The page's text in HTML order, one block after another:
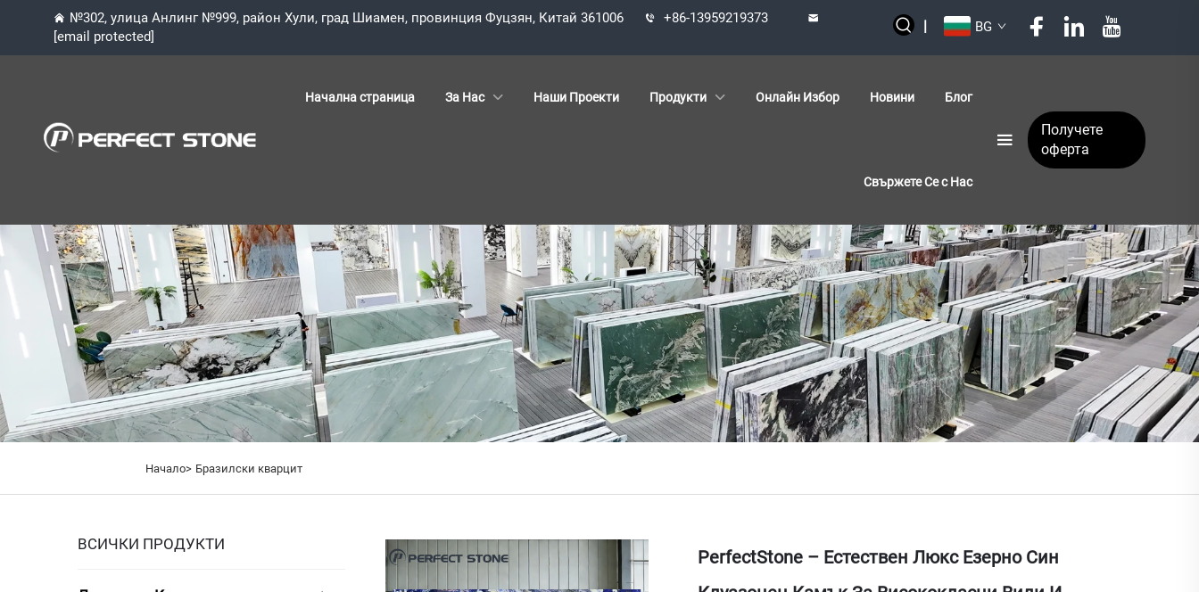
№302, улица Анлинг №999, район Хули, град Шиамен, провинция Фуцзян, Китай 361006
+86-13959219373
[email protected]
| BG
Начална страница За Нас Наши Проекти Продукти Онлайн Избор Новини Блог
Свържете Се с Нас
Получете
оферта
Начало> Бразилски кварцит
ВСИЧКИ ПРОДУКТИ
PerfectStone – Естествен Люкс Езерно Син